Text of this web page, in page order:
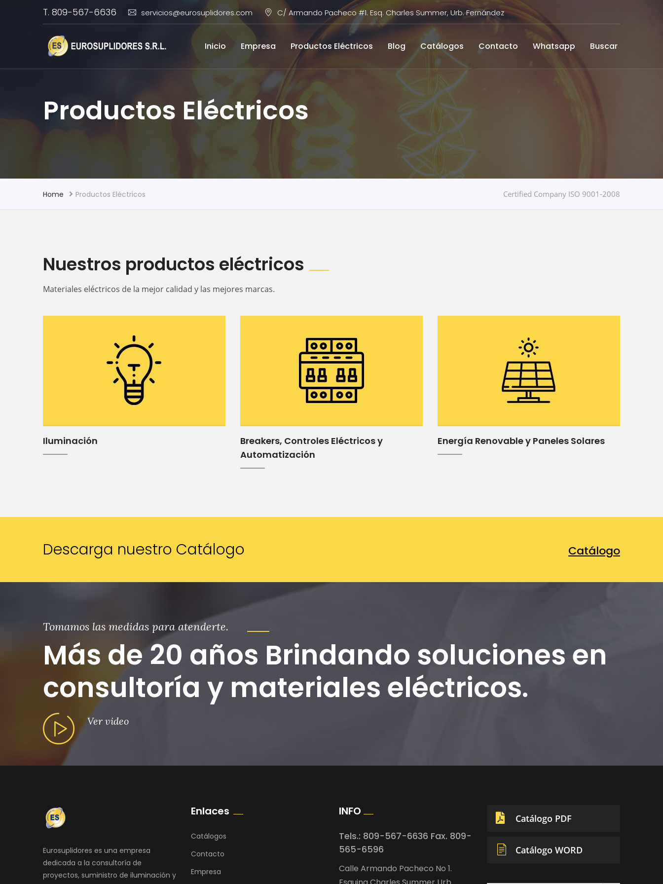
T. 809-567-6636 servicios@eurosuplidores.com C/ Armando Pacheco #1. Esq. Charles Summer, Urb. Fernández
Inicio Empresa Productos Eléctricos Blog Catálogos Contacto Whatsapp Buscar
Productos Eléctricos
Home Productos Eléctricos Certified Company ISO 9001-2008
Nuestros productos eléctricos
Materiales eléctricos de la mejor calidad y las mejores marcas.
Iluminación
Breakers, Controles Eléctricos y
Automatización
Energía Renovable y Paneles Solares
Descarga nuestro Catálogo Catálogo
Tomamos las medidas para atenderte.
Más de 20 años Brindando soluciones en
consultoría y materiales eléctricos.
Ver video
Eurosuplidores es una empresa
dedicada a la consultoría de
proyectos, suministro de iluminación y
Enlaces
Catálogos
Contacto
Empresa
INFO
Tels.: 809-567-6636 Fax. 809-
565-6596
Calle Armando Pacheco No 1.
Catálogo PDF
Catálogo WORD